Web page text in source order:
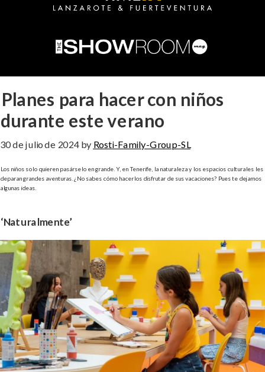
Planes para hacer con niños
durante este verano
30 de julio de 2024by Rosti-Family-Group-SL
Los niños solo quieren pasárselo en grande. Y, en Tenerife, la naturaleza y los espacios culturales les
deparan grandes aventuras. ¿No sabes cómo hacerlos disfrutar de sus vacaciones? Pues te dejamos
algunas ideas.
‘Naturalmente’